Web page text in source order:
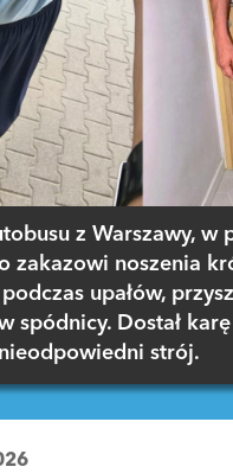
z Warszawy, w
zakazowi noszenia
upałów,
spódnicy. Dostał
nieodpowiedni strój.